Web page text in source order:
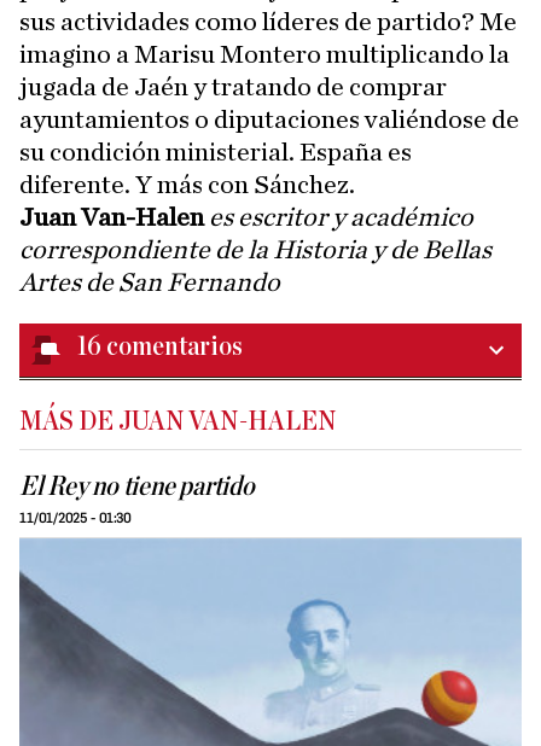
sus actividades como líderes de partido? Me
imagino a Marisu Montero multiplicando la
jugada de Jaén y tratando de comprar
ayuntamientos o diputaciones valiéndose de
su condición ministerial. España es
diferente. Y más con Sánchez.
Juan Van-Halen es escritor y académico
correspondiente de la Historia y de Bellas
Artes de San Fernando
16 comentarios
MÁS DE JUAN VAN-HALEN
El Rey no tiene partido
11/01/2025 - 01:30